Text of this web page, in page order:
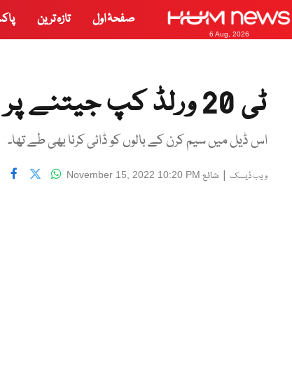
6 Aug, 2026
صفحۂ اول تازہ ترین
ٹی 20 ورلڈ کپ جیتنے پر انگلش ٹیم نےکوچ کو گنجا کر دیا
اس ڈیل میں سیم کرن کے بالوں کو ڈائی کرنا بھی طے تھا۔
ویب ڈیسک | شائع November 15, 2022 10:20 PM